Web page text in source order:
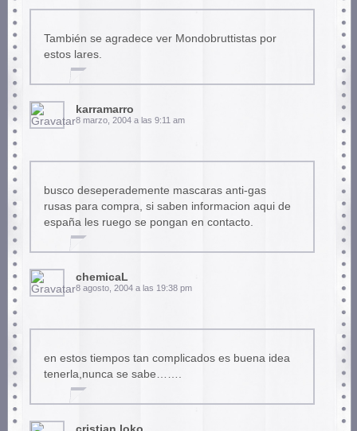
También se agradece ver Mondobruttistas por
estos lares.
karramarro
8 marzo, 2004 a las 9:11 am
busco deseperademente mascaras anti-gas
rusas para compra, si saben informacion aqui de
españa les ruego se pongan en contacto.
chemicaL
8 agosto, 2004 a las 19:38 pm
en estos tiempos tan complicados es buena idea
tenerla,nunca se sabe…….